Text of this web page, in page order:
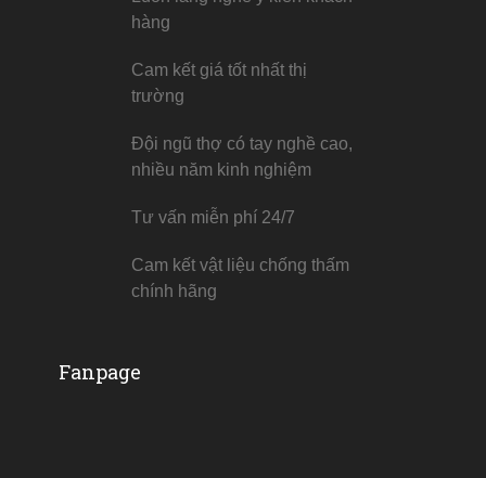
hàng
Cam kết giá tốt nhất thị
trường
Đội ngũ thợ có tay nghề cao,
nhiều năm kinh nghiệm
Tư vấn miễn phí 24/7
Cam kết vật liệu chống thấm
chính hãng
Fanpage